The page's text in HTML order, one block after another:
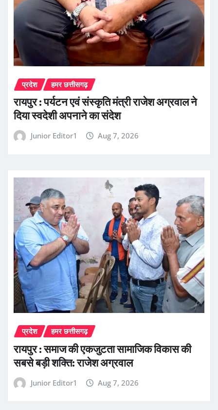
प्रदेश हमर छत्तीसगढ़
रायपुर : पर्यटन एवं संस्कृति मंत्री राजेश अग्रवाल ने
दिया स्वदेशी अपनाने का संदेश
Junior Editor1 Aug 7, 2026
प्रदेश हमर छत्तीसगढ़
रायपुर : समाज की एकजुटता सामाजिक विकास की
सबसे बड़ी शक्ति: राजेश अग्रवाल
Junior Editor1 Aug 7, 2026